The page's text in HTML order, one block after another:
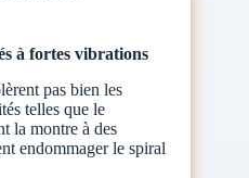
à fortes vibrations
pas bien les
telles que le
la montre à des
endommager le spiral